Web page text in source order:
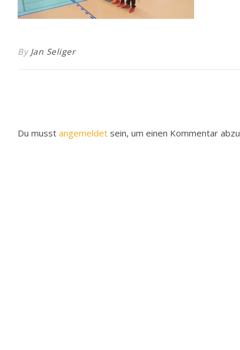
By Jan Seliger
Du musst angemeldet sein, um einen Kommentar